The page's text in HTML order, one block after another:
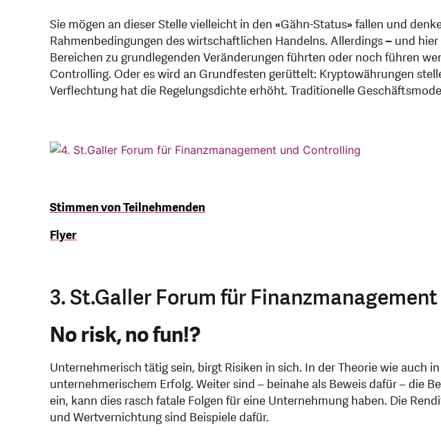
Sie mögen an dieser Stelle vielleicht in den «Gähn-Status»fallen und
Rahmenbedingungen des wirtschaftlichen Handelns. Allerdings– und
Bereichen zu grundlegenden Veränderungen führten oder noch führen
Controlling. Oder es wird an Grundfesten gerüttelt: Kryptowährungen
Verflechtung hat die Regelungsdichte erhöht. Traditionelle
Stimmen von Teilnehmenden
Flyer
3. St.Galler Forum für
No risk, no fun!?
Unternehmerisch tätig sein, birgt Risiken in sich. In der Theorie wie auch
unternehmerischem Erfolg. Weiter sind – beinahe als Beweis dafür – die
ein, kann dies rasch fatale Folgen für eine Unternehmung haben. Die
und Wertvernichtung sind Beispiele dafür.